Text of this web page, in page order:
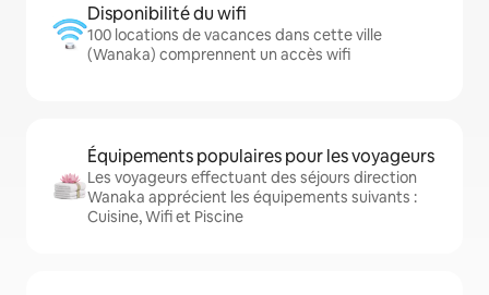
Disponibilité du wifi
100 locations de vacances dans cette ville
(Wanaka) comprennent un accès wifi
Équipements populaires pour les voyageurs
Les voyageurs effectuant des séjours direction
Wanaka apprécient les équipements suivants :
Cuisine, Wifi et Piscine